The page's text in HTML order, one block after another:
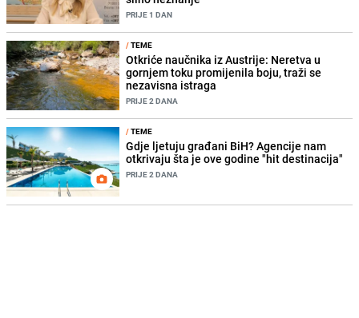
PRIJE 1 DAN
/TEME
Otkriće naučnika iz Austrije: Neretva u
gornjem toku promijenila boju, traži se
nezavisna istraga
PRIJE 2 DANA
/TEME
Gdje ljetuju građani BiH? Agencije nam
otkrivaju šta je ove godine "hit destinacija"
PRIJE 2 DANA